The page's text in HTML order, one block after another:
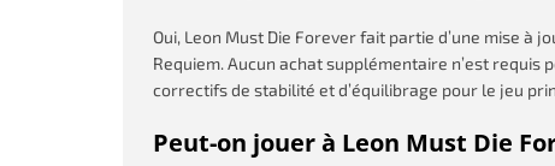
Oui, Leon Must Die Forever fait partie d’une mise à
Requiem. Aucun achat supplémentaire n’est requis
correctifs de stabilité et d’équilibrage pour le jeu
Peut-on jouer à Leon Must Die